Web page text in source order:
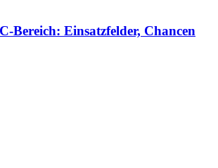
Bereich: Einsatzfelder, Chancen